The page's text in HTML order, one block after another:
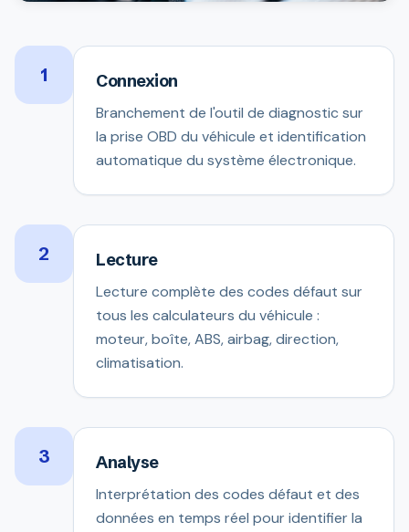
1 Connexion
Branchement de l'outil de diagnostic sur
la prise OBD du véhicule et identification
automatique du système électronique.
2 Lecture
Lecture complète des codes défaut sur
tous les calculateurs du véhicule :
moteur, boîte, ABS, airbag, direction,
climatisation.
3 Analyse
Interprétation des codes défaut et des
données en temps réel pour identifier la